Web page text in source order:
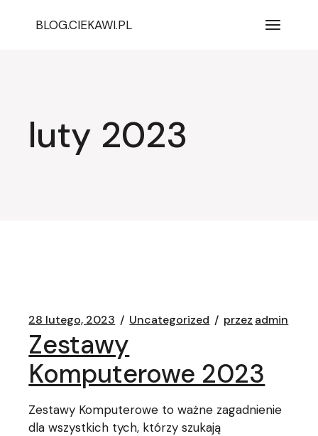
BLOG.CIEKAWI.PL
luty 2023
28 lutego, 2023 Uncategorized przez admin
Zestawy
Komputerowe 2023
Zestawy Komputerowe to ważne zagadnienie
dla wszystkich tych, którzy szukają